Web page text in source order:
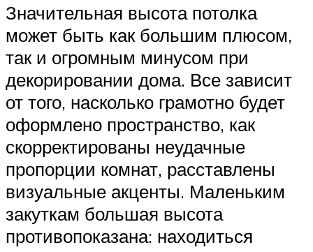
Значительная высота потолка
может быть как большим плюсом,
так и огромным минусом при
декорировании дома. Все зависит
от того, насколько грамотно будет
оформлено пространство, как
скорректированы неудачные
пропорции комнат, расставлены
визуальные акценты. Маленьким
закуткам большая высота
противопоказана: находиться